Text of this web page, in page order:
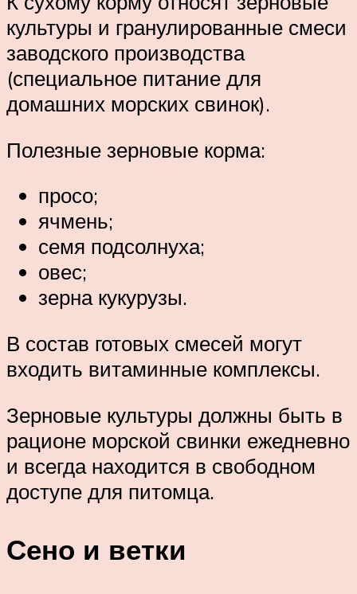
культуры и гранулированные смеси
заводского производства
(специальное питание для
домашних морских свинок).
Полезные зерновые корма:
просо;
ячмень;
семя подсолнуха;
овес;
зерна кукурузы.
В состав готовых смесей могут
входить витаминные комплексы.
Зерновые культуры должны быть в
рационе морской свинки ежедневно
и всегда находится в свободном
доступе для питомца.
Сено и ветки